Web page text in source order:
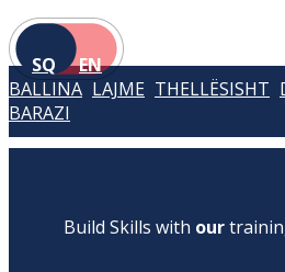
SQ EN
BALLINA LAJME THELLËSISHT
BARAZI
Build Skills with our